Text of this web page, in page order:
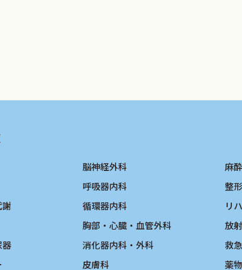
セット化され，その必要性の記載がないもの/３．
いもの/２．前回施行した検査結果の判定の記載が
こと
器
脳神経外科
呼吸器内科
循環器内科
胸部・心臓・血管外科
消化器内科・外科
皮膚科
麻
整
リ
放
救
薬